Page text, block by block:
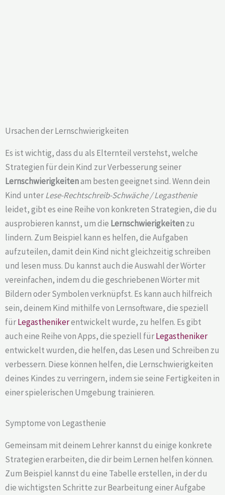
Ursachen der Lernschwierigkeiten
Es ist wichtig, dass du als Elternteil verstehst, welche
Strategien für dein Kind zur Verbesserung seiner
Lernschwierigkeitenam besten geeignet sind. Wenn dein
Kind unterLese-Rechtschreib-Schwäche / Legasthenie
leidet, gibt es eine Reihe von konkreten Strategien, die du
ausprobieren kannst, um die Lernschwierigkeitenzu
lindern. Zum Beispiel kann es helfen, die Aufgaben
aufzuteilen, damit dein Kind nicht gleichzeitig schreiben
und lesen muss. Du kannst auch die Auswahl der Wörter
vereinfachen, indem du die geschriebenen Wörter mit
Bildern oder Symbolen verknüpfst. Es kann auch hilfreich
sein, deinem Kind mithilfe von Lernsoftware, die speziell
fürLegasthenikerentwickelt wurde, zu helfen. Es gibt
auch eine Reihe von Apps, die speziell fürLegastheniker
entwickelt wurden, die helfen, das Lesen und Schreiben zu
verbessern. Diese können helfen, die Lernschwierigkeiten
deines Kindes zu verringern, indem sie seine Fertigkeiten in
einer spielerischen Umgebung trainieren.
Symptome von Legasthenie
Gemeinsam mit deinem Lehrer kannst du einige konkrete
Strategien erarbeiten, die dir beim Lernen helfen können.
Zum Beispiel kannst du eine Tabelle erstellen, in der du
die wichtigsten Schritte zur Bearbeitung einer Aufgabe